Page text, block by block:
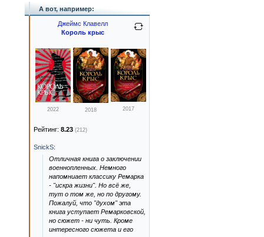
А вот, например:
Джеймс Клавелл
Король крыс
2022 2018 2017
Рейтинг: 8.23 (212)
SnickS:
Отличная книга о заключении
военнопленных. Немного
напомниает классику Ремарка
- "искра жизни". Но всё же,
тут о том же, но по другому.
Пожалуй, что "духом" эта
книга уступает Ремарковской,
но сюжет - ни чуть. Кроме
интересного сюжета и его